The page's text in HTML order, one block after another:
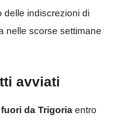
delle indiscrezioni di
nelle scorse settimane
avviati
da Trigoria entro